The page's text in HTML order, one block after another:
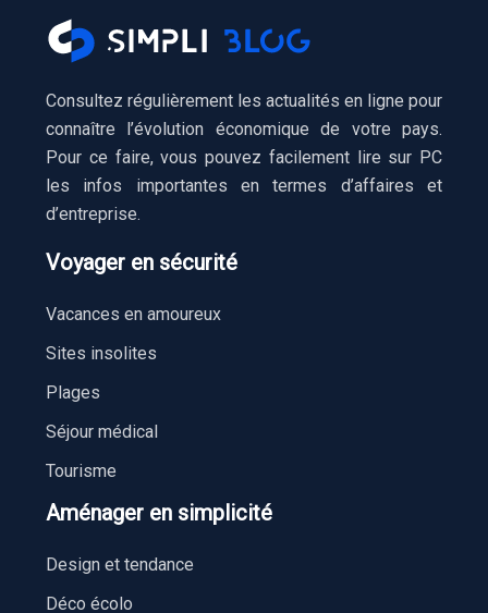
Consultez régulièrement les actualités en ligne pour
connaître l’évolution économique de votre pays.
Pour ce faire, vous pouvez facilement lire sur PC
les infos importantes en termes d’affaires et
d’entreprise.
Voyager en sécurité
Vacances en amoureux
Sites insolites
Plages
Séjour médical
Tourisme
Aménager en simplicité
Design et tendance
Déco écolo